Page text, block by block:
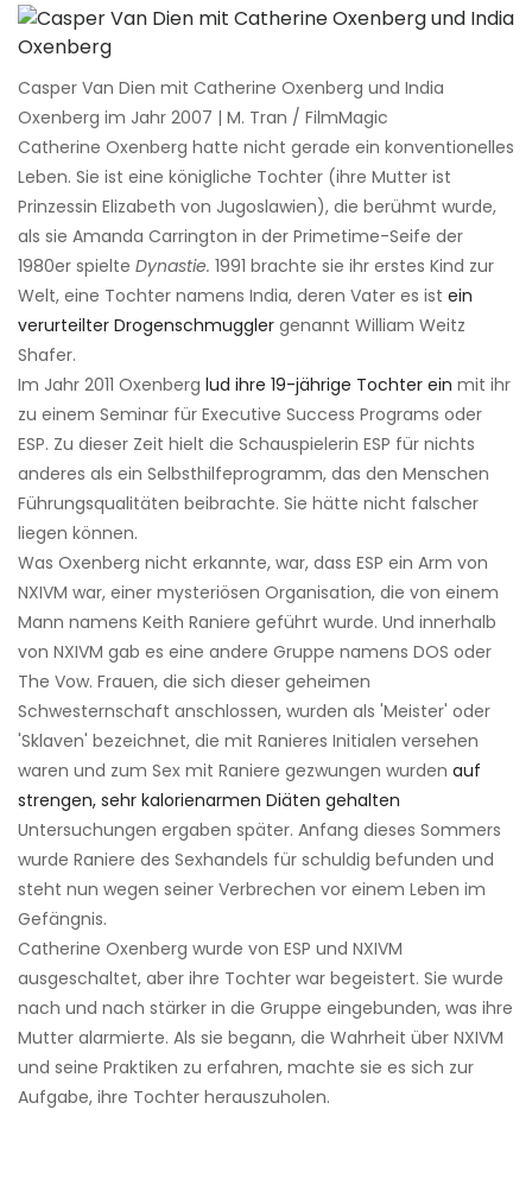
Casper Van Dien mit Catherine Oxenberg und India
Oxenberg im Jahr 2007 | M. Tran / FilmMagic
Catherine Oxenberg hatte nicht gerade ein konventionelles
Leben. Sie ist eine königliche Tochter (ihre Mutter ist
Prinzessin Elizabeth von Jugoslawien), die berühmt wurde,
als sie Amanda Carrington in der Primetime-Seife der
1980er spielte Dynastie. 1991 brachte sie ihr erstes Kind zur
Welt, eine Tochter namens India, deren Vater es ist ein
verurteilter Drogenschmuggler genannt William Weitz
Shafer.
Im Jahr 2011 Oxenberg lud ihre 19-jährige Tochter ein mit ihr
zu einem Seminar für Executive Success Programs oder
ESP. Zu dieser Zeit hielt die Schauspielerin ESP für nichts
anderes als ein Selbsthilfeprogramm, das den Menschen
Führungsqualitäten beibrachte. Sie hätte nicht falscher
liegen können.
Was Oxenberg nicht erkannte, war, dass ESP ein Arm von
NXIVM war, einer mysteriösen Organisation, die von einem
Mann namens Keith Raniere geführt wurde. Und innerhalb
von NXIVM gab es eine andere Gruppe namens DOS oder
The Vow. Frauen, die sich dieser geheimen
Schwesternschaft anschlossen, wurden als 'Meister' oder
'Sklaven' bezeichnet, die mit Ranieres Initialen versehen
waren und zum Sex mit Raniere gezwungen wurden auf
strengen, sehr kalorienarmen Diäten gehalten
Untersuchungen ergaben später. Anfang dieses Sommers
wurde Raniere des Sexhandels für schuldig befunden und
steht nun wegen seiner Verbrechen vor einem Leben im
Gefängnis.
Catherine Oxenberg wurde von ESP und NXIVM
ausgeschaltet, aber ihre Tochter war begeistert. Sie wurde
nach und nach stärker in die Gruppe eingebunden, was ihre
Mutter alarmierte. Als sie begann, die Wahrheit über NXIVM
und seine Praktiken zu erfahren, machte sie es sich zur
Aufgabe, ihre Tochter herauszuholen.